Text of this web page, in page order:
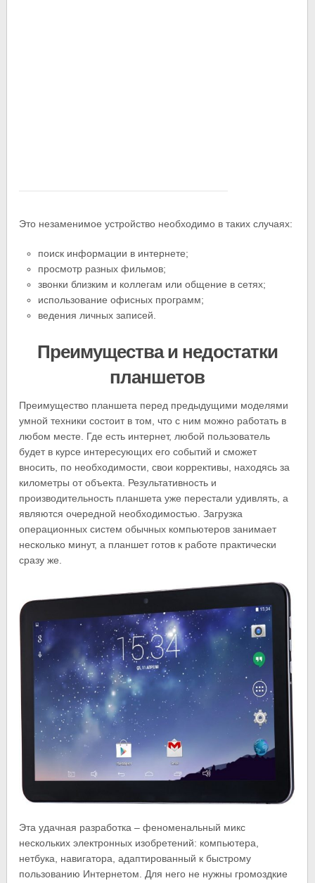
Это незаменимое устройство необходимо в таких случаях:
поиск информации в интернете;
просмотр разных фильмов;
звонки близким и коллегам или общение в сетях;
использование офисных программ;
ведения личных записей.
Преимущества и недостатки
планшетов
Преимущество планшета перед предыдущими моделями
умной техники состоит в том, что с ним можно работать в
любом месте. Где есть интернет, любой пользователь
будет в курсе интересующих его событий и сможет
вносить, по необходимости, свои коррективы, находясь за
километры от объекта. Результативность и
производительность планшета уже перестали удивлять, а
являются очередной необходимостью. Загрузка
операционных систем обычных компьютеров занимает
несколько минут, а планшет готов к работе практически
сразу же.
Эта удачная разработка – феноменальный микс
нескольких электронных изобретений: компьютера,
нетбука, навигатора, адаптированный к быстрому
пользованию Интернетом. Для него не нужны громоздкие